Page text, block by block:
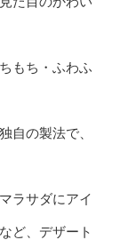
もち・ふわふ
自の製法で、
ラサダにアイ
ど、デザート